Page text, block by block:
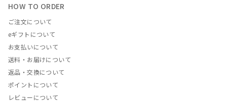
HOW TO ORDER
ご注文について
eギフトについて
お支払いについて
送料・お届けについて
返品・交換について
ポイントについて
レビューについて